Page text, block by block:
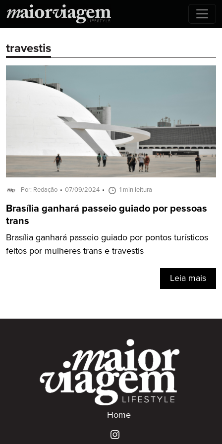
travestis
Por: Redação 07/09/2024 1 min leitura
Brasília ganhará passeio guiado por pessoas
trans
Brasília ganhará passeio guiado por pontos turísticos
feitos por mulheres trans e travestis
Leia mais
Home